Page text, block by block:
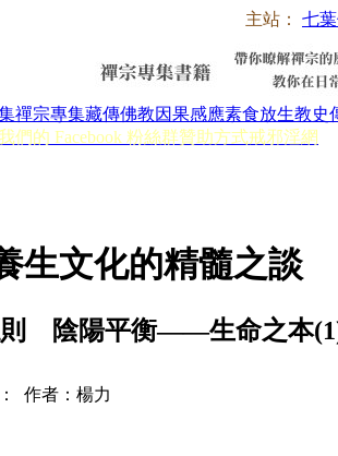
主站： 七
禪宗專集藏傳佛教因果感應素食放生教史
們的 Facebook 粉絲群贊助方式戒邪淫網
生文化的精髓之
則 陰陽平衡——生命之本
作者：楊力